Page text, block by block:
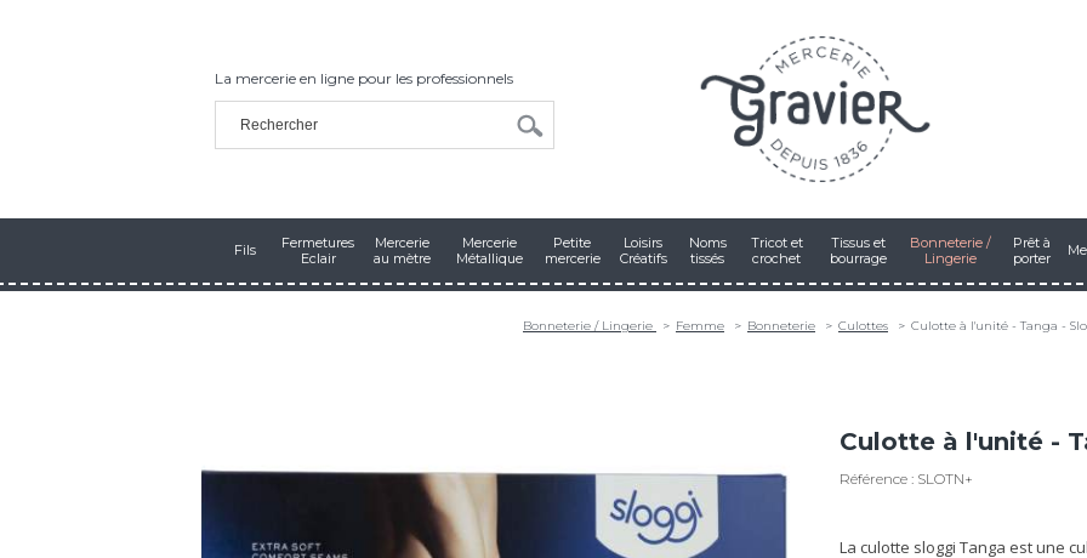
La mercerie en ligne pour les professionnels
Fils
Fermetures
Eclair
Mercerie
au mètre
Mercerie
Métallique
Petite
mercerie
Loisirs
Créatifs
Noms
tissés
Tricot et
crochet
Tissus et
bourrage
Bonneterie /
Lingerie
Prêt à
porter
Bonneterie / Lingerie Femme Bonneterie Culottes Culotte à l'unité - Tanga -
Culotte à l'unité -
Référence : SLOTN+
La culotte sloggi Tanga est une